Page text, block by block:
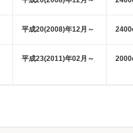
平成20(2008)年12月～
平成23(2011)年02月～